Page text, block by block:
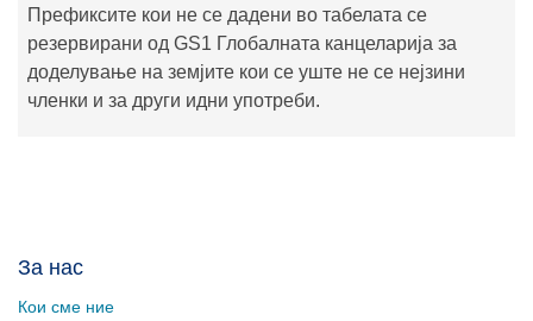
Префиксите кои не се дадени во табелата се
резервирани од GS1 Глобалната канцеларија за
доделување на земјите кои се уште не се нејзини
членки и за други идни употреби.
За нас
Кои сме ние